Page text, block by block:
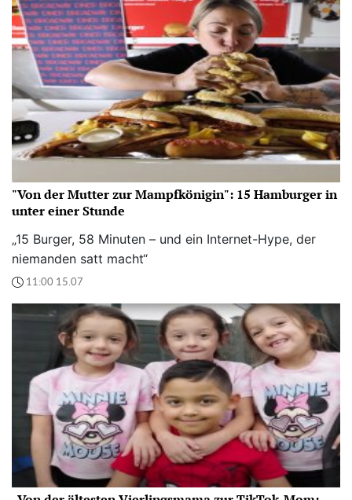
"Von der Mutter zur Mampfkönigin": 15 Hamburger in
unter einer Stunde
„15 Burger, 58 Minuten – und ein Internet-Hype, der
niemanden satt macht“
11:00 15.07